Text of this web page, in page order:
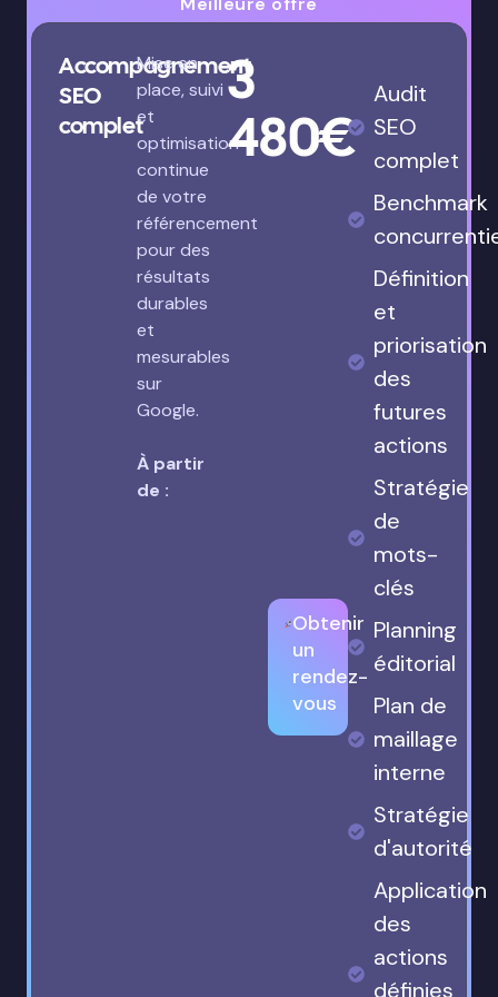
Accompagnement
SEO
complet
Mise en
place, suivi
et
optimisation
continue
de votre
référencement
pour des
résultats
durables
et
mesurables
sur
Google.
À partir
de :
3
480€
Obtenir
un
rendez-
vous
Audit
SEO
complet
Benchmark
Définition
et
priorisation
des
futures
actions
Stratégie
de
mots-
clés
Planning
éditorial
Plan de
maillage
interne
Stratégie
d'autorité
Application
des
actions
définies